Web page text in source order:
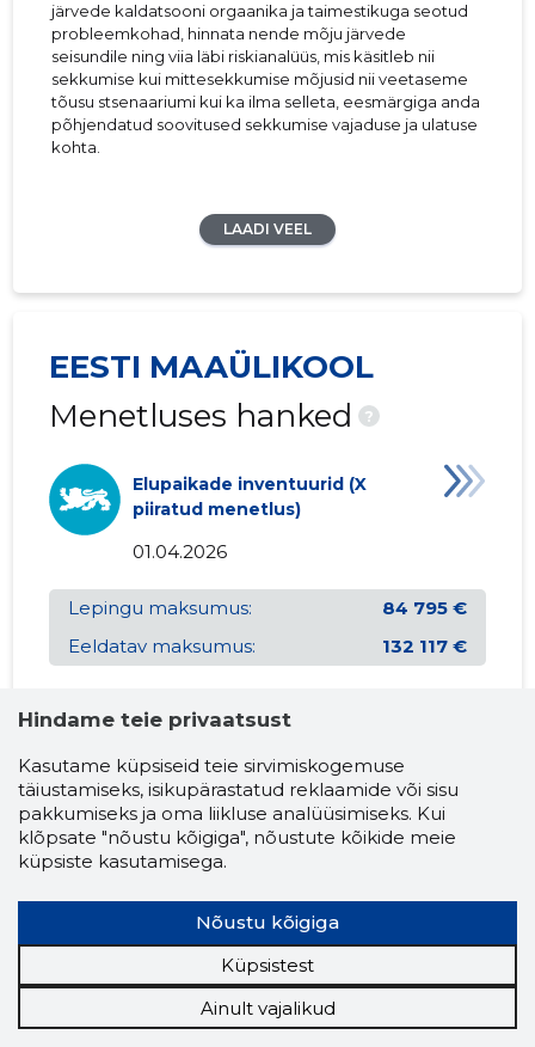
järvede kaldatsooni orgaanika ja taimestikuga seotud
probleemkohad, hinnata nende mõju järvede
seisundile ning viia läbi riskianalüüs, mis käsitleb nii
sekkumise kui mittesekkumise mõjusid nii veetaseme
tõusu stsenaariumi kui ka ilma selleta, eesmärgiga anda
põhjendatud soovitused sekkumise vajaduse ja ulatuse
kohta.
LAADI VEEL
EESTI MAAÜLIKOOL
Menetluses hanked
?
Elupaikade inventuurid (X
piiratud menetlus)
01.04.2026
Lepingu maksumus:
84 795 €
Eeldatav maksumus:
132 117 €
Riigi Tugiteenuste Keskus
Projekti tellija
registrikood:
70007340
Tüüp:
Hindame teie privaatsust
Kasutame küpsiseid teie sirvimiskogemuse
täiustamiseks, isikupärastatud reklaamide või sisu
pakkumiseks ja oma liikluse analüüsimiseks. Kui
klõpsate "nõustu kõigiga", nõustute kõikide meie
küpsiste kasutamisega.
Nõustu kõigiga
Küpsistest
Ainult vajalikud